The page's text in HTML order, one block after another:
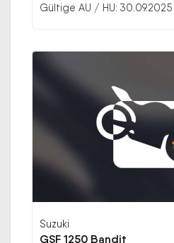
Gültige AU / HU: 30.09.2025
Suzuki
GSF 1250 Bandit